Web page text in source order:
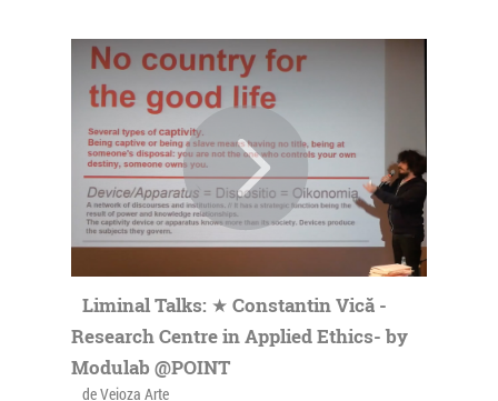
Liminal Talks: ★ Constantin Vică -
Research Centre in Applied Ethics- by
Modulab @POINT
de Veioza Arte